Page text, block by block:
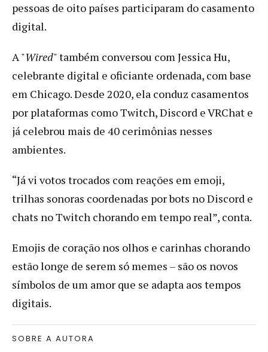
pessoas de oito países participaram do casamento
digital.
A "Wired" também conversou com Jessica Hu,
celebrante digital e oficiante ordenada, com base
em Chicago. Desde 2020, ela conduz casamentos
por plataformas como Twitch, Discord e VRChat e
já celebrou mais de 40 cerimônias nesses
ambientes.
“Já vi votos trocados com reações em emoji,
trilhas sonoras coordenadas por bots no Discord e
chats no Twitch chorando em tempo real”, conta.
Emojis de coração nos olhos e carinhas chorando
estão longe de serem só memes – são os novos
símbolos de um amor que se adapta aos tempos
digitais.
SOBRE A AUTORA